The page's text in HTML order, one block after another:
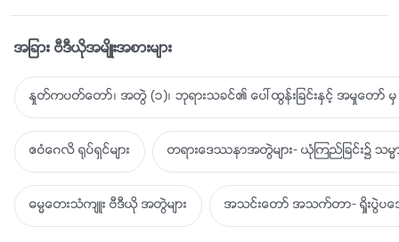
အျခား ဗီဒီယိုအမ်ိဳးအစားမ်ား
ႏႈတ္ကပတ္ေတာ္၊ အတြဲ (၁)၊ ဘုရားသခင္၏ ေပၚထြန္းျခင္းႏွင့္ အမႈေတာ္ မွ
ဧဝံေဂလိ ႐ုပ္ရွင္မ်ား တရားေဒႆနာအတြဲမ်ား- ယုံၾကည္ျခင္း၌ သမၼာတ
ဓမၼေတးသံက်ဴး ဗီဒီယို အတြဲမ်ား အသင္းေတာ္ အသက္တာ- ရႈိးပြဲ